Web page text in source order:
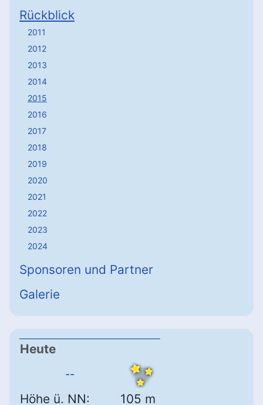
Rückblick
2011
2012
2013
2014
2015
2016
2017
2018
2019
2020
2021
2022
2023
2024
Sponsoren und Partner
Galerie
Heute
--
Höhe ü. NN: 105 m